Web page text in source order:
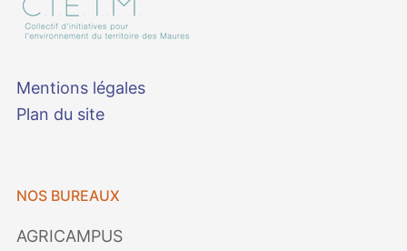
Mentions légales
Plan du site
NOS BUREAUX
AGRICAMPUS